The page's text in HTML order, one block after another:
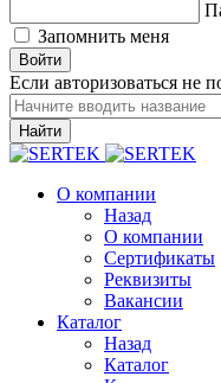
Запомнить меня
Войти
Если авторизоваться не
Найти
О компании
Назад
О компании
Сертификаты
Реквизиты
Вакансии
Каталог
Назад
Каталог